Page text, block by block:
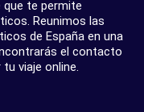
te permite
Reunimos las
de España en una
el contacto
viaje online.